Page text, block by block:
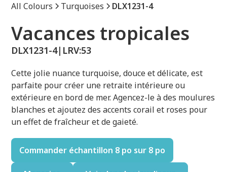
All Colours Turquoises DLX1231-4
Vacances tropicales
DLX1231-4| LRV:53
Cette jolie nuance turquoise, douce et délicate, est
parfaite pour créer une retraite intérieure ou
extérieure en bord de mer. Agencez-le à des moulures
blanches et ajoutez des accents corail et roses pour
un effet de fraîcheur et de gaieté.
Commander échantillon 8 po sur 8 po